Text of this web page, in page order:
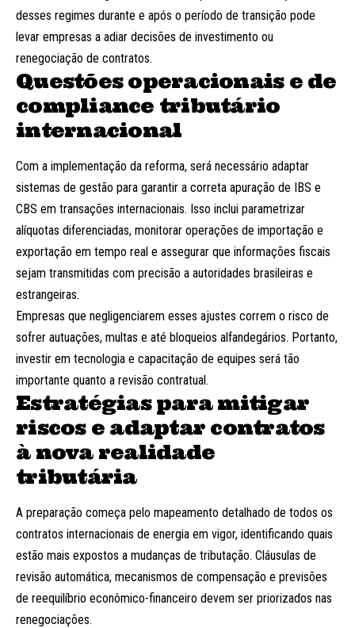
desses regimes durante e após o período de transição pode
levar empresas a adiar decisões de investimento ou
renegociação de contratos.
Questões operacionais e de
compliance tributário
internacional
Com a implementação da reforma, será necessário adaptar
sistemas de gestão para garantir a correta apuração de IBS e
CBS em transações internacionais. Isso inclui parametrizar
alíquotas diferenciadas, monitorar operações de importação e
exportação em tempo real e assegurar que informações fiscais
sejam transmitidas com precisão a autoridades brasileiras e
estrangeiras.
Empresas que negligenciarem esses ajustes correm o risco de
sofrer autuações, multas e até bloqueios alfandegários. Portanto,
investir em tecnologia e capacitação de equipes será tão
importante quanto a revisão contratual.
Estratégias para mitigar
riscos e adaptar contratos
à nova realidade
tributária
A preparação começa pelo mapeamento detalhado de todos os
contratos internacionais de energia em vigor, identificando quais
estão mais expostos a mudanças de tributação. Cláusulas de
revisão automática, mecanismos de compensação e previsões
de reequilíbrio econômico-financeiro devem ser priorizados nas
renegociações.